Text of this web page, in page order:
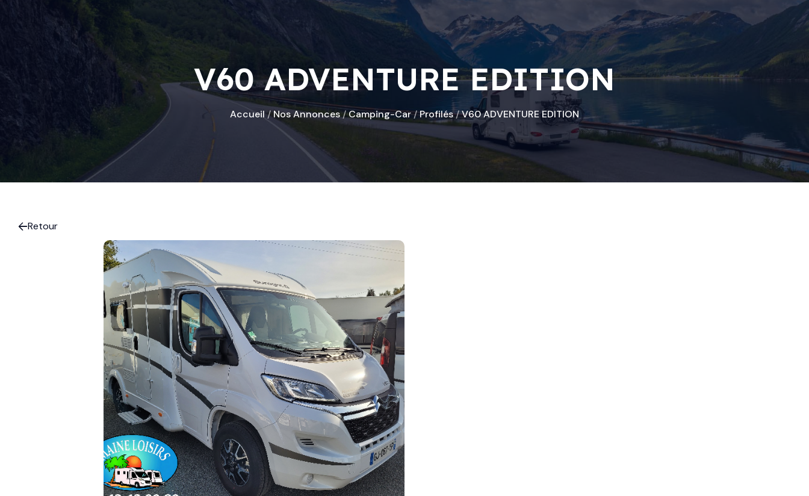
V60 ADVENTURE EDITION
Accueil/Nos Annonces/Camping-Car/Profilés/V60 ADVENTURE EDITION
Retour